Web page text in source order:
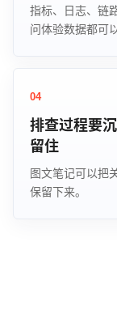
指标、日志、链
问体验数据都可
04
排查过程要
留住
图文笔记可以把
保留下来。